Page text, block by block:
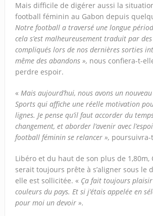
Mais difficile de digérer aussi la
football féminin au Gabon depuis
Notre football a traversé une longue
cela s’est malheureusement traduit par
compliqués lors de nos dernières sorties
même des abandons », nous confiera-t-
perdre espoir.
« Mais aujourd’hui, nous avons un
Sports qui affiche une réelle motivation
lignes. Je pense qu’il faut accorder du
changement, et aborder l’avenir avec
football féminin se relancer », poursuivra-
Libéro et du haut de son plus de 1,80m,
serait toujours prête à s’aligner sous le
elle est sollicitée. « Ça fait toujours
couleurs du pays. Et si j’étais appelée en
pour moi un devoir ».